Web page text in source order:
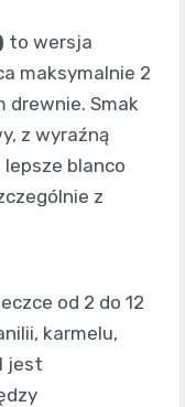
to wersja
maksymalnie 2
drewnie. Smak
z wyraźną
lepsze blanco
z
od 2 do 12
karmelu,
jest